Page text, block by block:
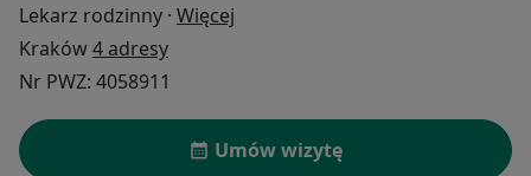
Lekarz rodzinny · Więcej
Kraków4 adresy
Nr PWZ: 4058911
Umów wizytę